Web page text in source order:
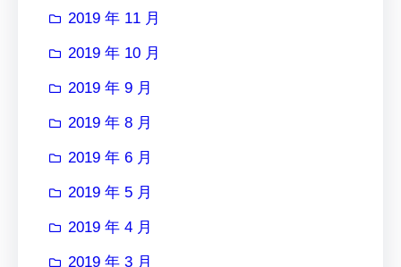
2019 年 11 月
2019 年 10 月
2019 年 9 月
2019 年 8 月
2019 年 6 月
2019 年 5 月
2019 年 4 月
2019 年 3 月